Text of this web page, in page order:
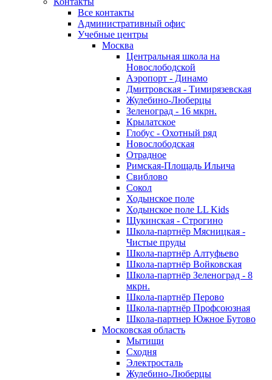
Все контакты
Административный офис
Учебные центры
Москва
Центральная школа на
Новослободской
Аэропорт - Динамо
Дмитровская - Тимирязевская
Жулебино-Люберцы
Зеленоград - 16 мкрн.
Крылатское
Глобус - Охотный ряд
Новослободская
Отрадное
Римская-Площадь Ильича
Свиблово
Сокол
Ходынское поле
Ходынское поле LL Kids
Щукинская - Строгино
Школа-партнёр Мясницкая -
Чистые пруды
Школа-партнёр Алтуфьево
Школа-партнёр Войковская
Школа-партнёр Зеленоград - 8
мкрн.
Школа-партнёр Перово
Школа-партнёр Профсоюзная
Школа-партнер Южное Бутово
Московская область
Мытищи
Сходня
Электросталь
Жулебино-Люберцы